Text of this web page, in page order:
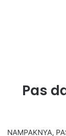
Pas
NAMPAKNYA,